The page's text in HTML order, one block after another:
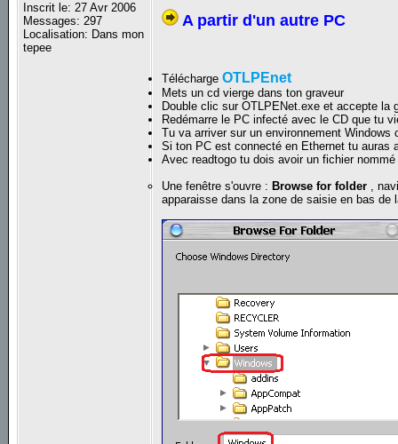
Inscrit le: 27 Avr 2006
Messages: 297
Localisation: Dans mon
tepee
A partir d'un autre PC
TéléchargeOTLPEnet
Mets un cd vierge dans ton graveur
Double clic sur OTLPENet.exe et accepte la
Redémarre le PC infecté avec le CD que tu
Tu va arriver sur un environnement
Si ton PC est connecté en Ethernet tu auras
Avec readtogo tu dois avoir un fichier
Une fenêtre s'ouvre : Browse for folder ,
apparaisse dans la zone de saisie en bas